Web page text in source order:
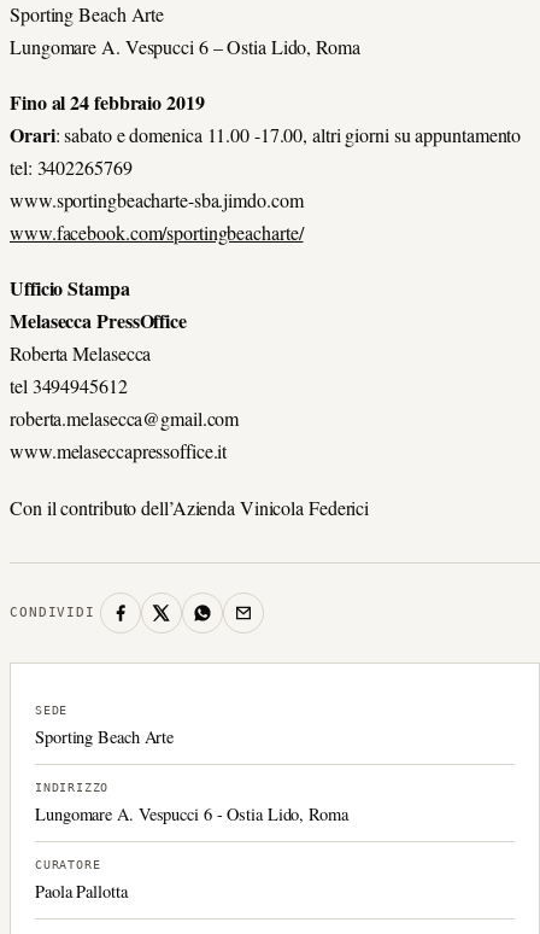
Sporting Beach Arte
Lungomare A. Vespucci 6 – Ostia Lido, Roma
Fino al 24 febbraio 2019
Orari: sabato e domenica 11.00 -17.00, altri giorni su appuntamento
tel: 3402265769
www.sportingbeacharte-sba.jimdo.com
www.facebook.com/sportingbeacharte/
Ufficio Stampa
Melasecca PressOffice
Roberta Melasecca
tel 3494945612
roberta.melasecca@gmail.com
www.melaseccapressoffice.it
Con il contributo dell’Azienda Vinicola Federici
CONDIVIDI
SEDE
Sporting Beach Arte
INDIRIZZO
Lungomare A. Vespucci 6 - Ostia Lido, Roma
CURATORE
Paola Pallotta